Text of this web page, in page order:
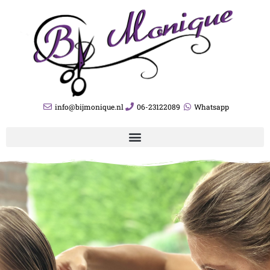
info@bijmonique.nl 06-23122089 Whatsapp